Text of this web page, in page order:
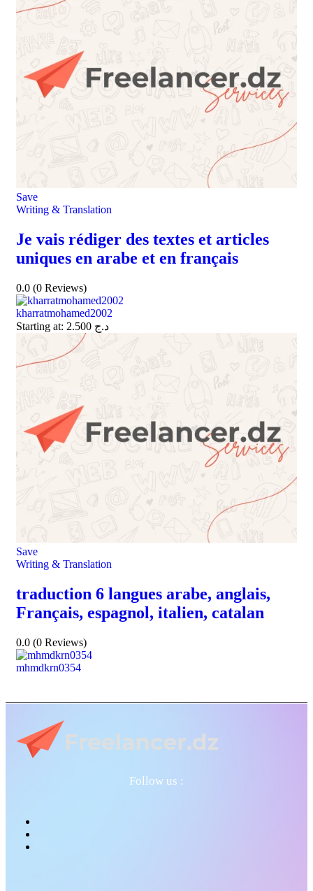
Save
Writing & Translation
Je vais rédiger des textes et articles
uniques en arabe et en français
0.0 (0 Reviews)
kharratmohamed2002
Starting at:
د.ج 2.500
Save
Writing & Translation
traduction 6 langues arabe, anglais,
Français, espagnol, italien, catalan
0.0 (0 Reviews)
mhmdkrn0354
Follow us :